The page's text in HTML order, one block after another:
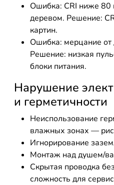
Ошибка: CRI ниже 80
деревом. Решение:
картин.
Ошибка: мерцание
Решение: низкая
блоки питания.
Нарушение
и герметичности
Неиспользование
влажных зонах —
Игнорирование
Монтаж над душем/
Скрытая проводка
сложность для